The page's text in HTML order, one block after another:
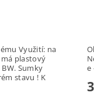
na
stavu ! K
e